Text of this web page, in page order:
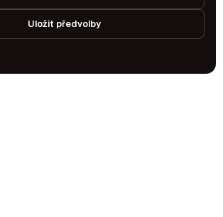
Uložit předvolby